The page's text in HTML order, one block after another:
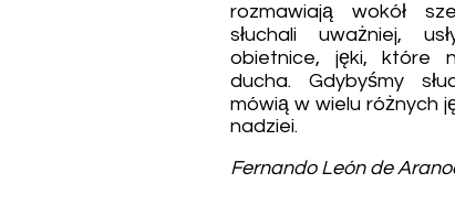
rozmawiają wokół
słuchali uważniej,
obietnice, jęki, które
ducha. Gdybyśmy
mówią w wielu różnych
nadziei.
Fernando León de